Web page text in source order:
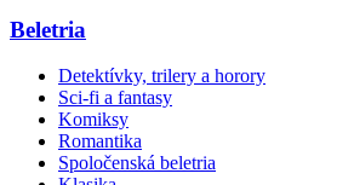
Beletria
Detektívky, trilery a horory
Sci-fi a fantasy
Komiksy
Romantika
Spoločenská beletria